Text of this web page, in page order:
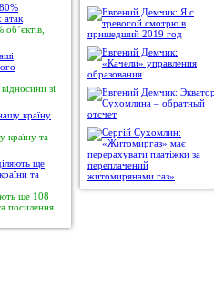
зі
країну та
ще 108
посилення